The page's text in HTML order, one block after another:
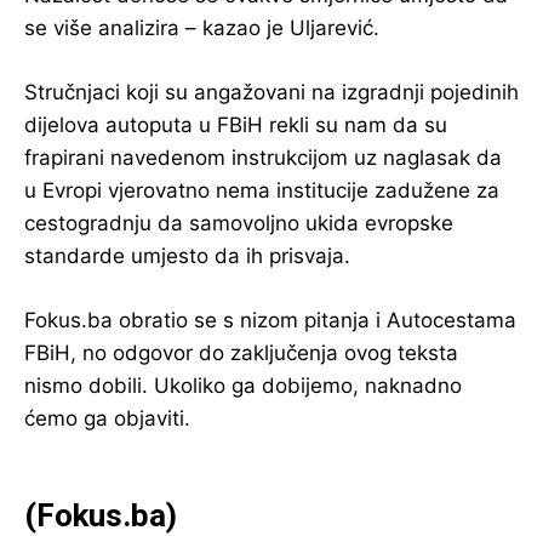
se više analizira – kazao je Uljarević.
Stručnjaci koji su angažovani na izgradnji pojedinih
dijelova autoputa u FBiH rekli su nam da su
frapirani navedenom instrukcijom uz naglasak da
u Evropi vjerovatno nema institucije zadužene za
cestogradnju da samovoljno ukida evropske
standarde umjesto da ih prisvaja.
Fokus.ba obratio se s nizom pitanja i Autocestama
FBiH, no odgovor do zaključenja ovog teksta
nismo dobili. Ukoliko ga dobijemo, naknadno
ćemo ga objaviti.
(Fokus.ba)